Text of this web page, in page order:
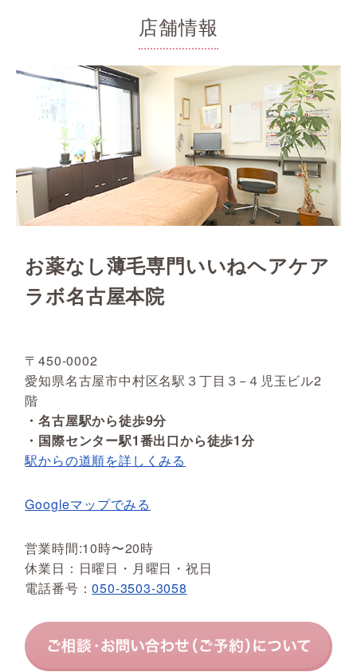
店舗情報
お薬なし薄毛専門いいねヘアケア
ラボ名古屋本院
〒450-0002
愛知県名古屋市中村区名駅３丁目３−４児玉ビル2
階
・名古屋駅から徒歩9分
・国際センター駅1番出口から徒歩1分
駅からの道順を詳しくみる
Googleマップでみる
営業時間:10時〜20時
休業日：日曜日・月曜日・祝日
電話番号：050-3503-3058